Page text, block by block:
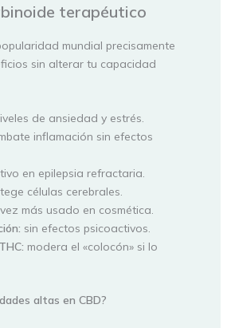
terapéutico
mundial precisamente
sin alterar tu capacidad
de ansiedad y estrés.
inflamación sin efectos
en epilepsia refractaria.
células cerebrales.
más usado en cosmética.
sin efectos psicoactivos.
modera el «colocón» si lo
altas en CBD?